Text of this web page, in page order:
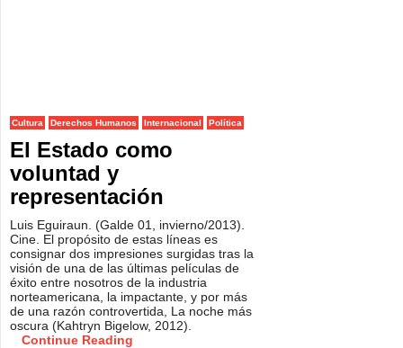
Cultura Derechos Humanos Internacional Política
El Estado como
voluntad y
representación
Luis Eguiraun. (Galde 01, invierno/2013).
Cine. El propósito de estas líneas es
consignar dos impresiones surgidas tras la
visión de una de las últimas películas de
éxito entre nosotros de la industria
norteamericana, la impactante, y por más
de una razón controvertida, La noche más
oscura (Kahtryn Bigelow, 2012).
Continue Reading